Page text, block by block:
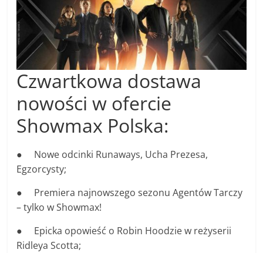
Czwartkowa dostawa
nowości w ofercie
Showmax Polska:
● Nowe odcinki Runaways, Ucha Prezesa,
Egzorcysty;
● Premiera najnowszego sezonu Agentów Tarczy
– tylko w Showmax!
● Epicka opowieść o Robin Hoodzie w reżyserii
Ridleya Scotta;